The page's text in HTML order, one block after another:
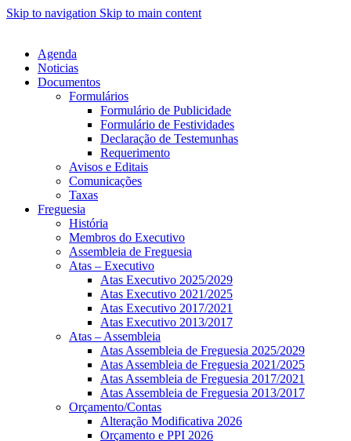
Skip to navigation Skip to main content
Agenda
Noticias
Documentos
Formulários
Formulário de Publicidade
Formulário de Festividades
Declaração de Testemunhas
Requerimento
Avisos e Editais
Comunicações
Taxas
Freguesia
História
Membros do Executivo
Assembleia de Freguesia
Atas – Executivo
Atas Executivo 2025/2029
Atas Executivo 2021/2025
Atas Executivo 2017/2021
Atas Executivo 2013/2017
Atas – Assembleia
Atas Assembleia de Freguesia 2025/2029
Atas Assembleia de Freguesia 2021/2025
Atas Assembleia de Freguesia 2017/2021
Atas Assembleia de Freguesia 2013/2017
Orçamento/Contas
Alteração Modificativa 2026
Orçamento e PPI 2026